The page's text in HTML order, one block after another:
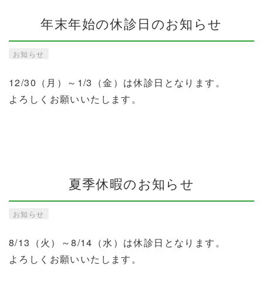
年末年始の休診日のお知らせ
お知らせ
12/30（月）～1/3（金）は休診日となります。
よろしくお願いいたします。
夏季休暇のお知らせ
お知らせ
8/13（火）～8/14（水）は休診日となります。
よろしくお願いいたします。